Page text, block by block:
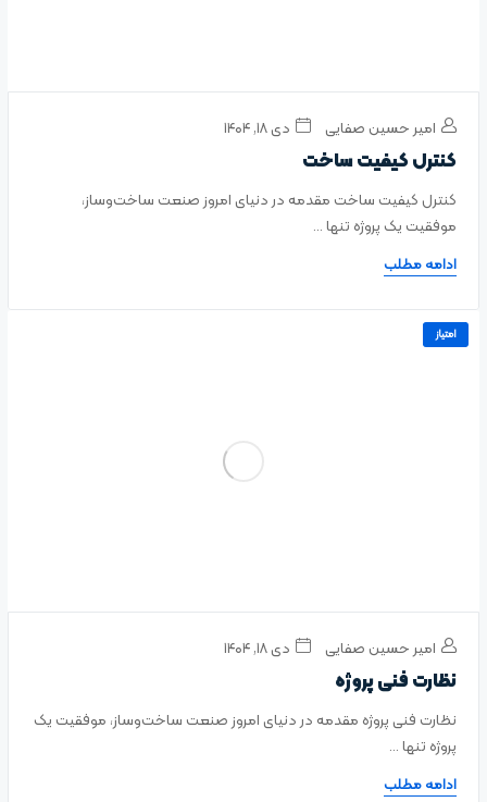
امیر حسین صفایی دی ۱۸, ۱۴۰۴
کنترل کیفیت ساخت
کنترل کیفیت ساخت مقدمه در دنیای امروز صنعت ساخت‌وساز،
موفقیت یک پروژه تنها ...
ادامه مطلب
امتیاز
امیر حسین صفایی دی ۱۸, ۱۴۰۴
نظارت فنی پروژه
نظارت فنی پروژه مقدمه در دنیای امروز صنعت ساخت‌وساز، موفقیت یک
پروژه تنها ...
ادامه مطلب